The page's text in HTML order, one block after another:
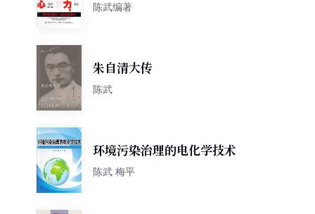
陈武编著
朱自清大传
陈武
环境污染治理的电化学技术
陈武 梅平